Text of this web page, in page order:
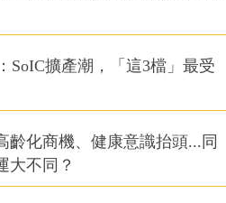
SoIC擴產潮，「這3檔」最受
齡化商機、健康意識抬頭...同
大不同？